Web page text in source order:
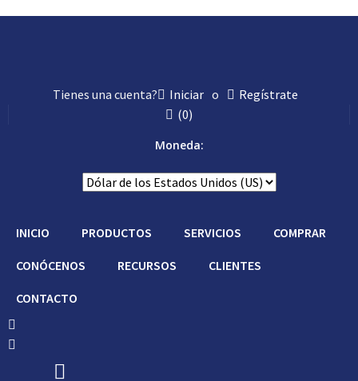
Tienes una cuenta? Iniciar o
Regístrate
(0)
Moneda:
INICIO PRODUCTOS SERVICIOS COMPRAR
CONÓCENOS RECURSOS CLIENTES
CONTACTO